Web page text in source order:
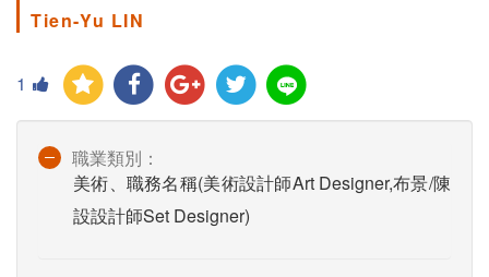
Tien-Yu LIN
1
職業類別：
美術、職務名稱(美術設計師Art Designer,布景/陳
設設計師Set Designer)